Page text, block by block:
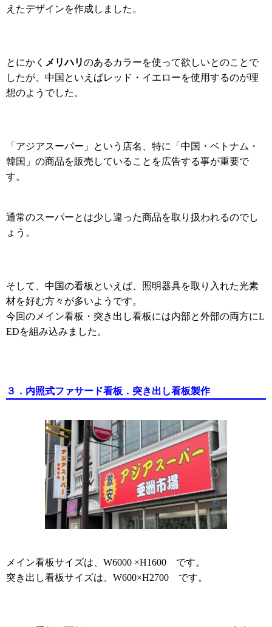
えたデザインを作成しました。
とにかく メリハリのあるカラーを使って欲しいとのことで
したが、中国といえばレッド・イエローを使用するのが理
想のようでした。
「アジアスーパー」という店名、特に「中国・ベトナム・
韓国」の商品を販売していることを広告する事が重要で
す。
通常のスーパーとは少し違った商品を取り扱われるのでし
ょう。
そして、中国の看板といえば、照明器具を取り入れた光素
材を好む方々が多いようです。
今回のメイン看板・突き出し看板には内部と外部の両方にL
EDを組み込みました。
３．内照式ファサード看板．突き出し看板製作
メイン看板サイズは、 W6000 ×H1600 です。
突き出し看板サイズは、 W600×H2700 です。